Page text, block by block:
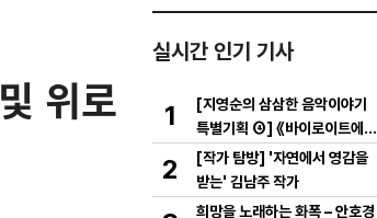
위로
실시간 인기 기사
1
[지영순의 삼삼한 음악이야기
특별기획 ④] 《바이로이트에서
만난 바그너》
2
[작가 탐방] '자연에서 영감을
받는' 김남주 작가
희망을 노래하는 화폭 – 안호경